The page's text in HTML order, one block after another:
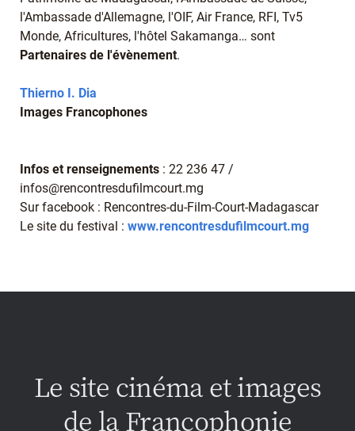
l'Ambassade d'Allemagne, l'OIF, Air France, RFI, Tv5
Monde, Africultures, l'hôtel Sakamanga… sont
Partenaires de l'évènement.
Thierno I. Dia
Images Francophones
Infos et renseignements : 22 236 47 /
infos@rencontresdufilmcourt.mg
Sur facebook : Rencontres-du-Film-Court-Madagascar
Le site du festival : www.rencontresdufilmcourt.mg
Le site cinéma et images
de la Francophonie